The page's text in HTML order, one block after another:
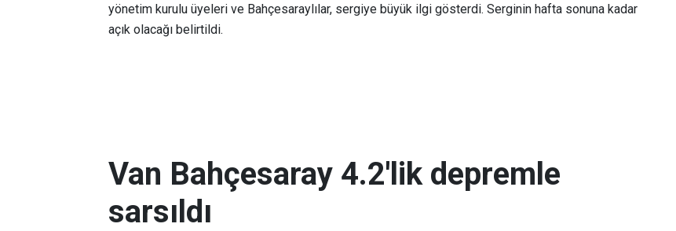
yönetim kurulu üyeleri ve Bahçesaraylılar, sergiye büyük ilgi gösterdi. Serginin hafta sonuna kadar
açık olacağı belirtildi.
Van Bahçesaray 4.2'lik depremle
sarsıldı